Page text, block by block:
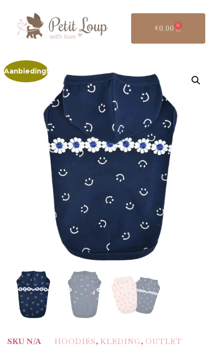
€0.00 0
Aanbieding!
SKUN/A HOODIES, KLEDING, OUTLET